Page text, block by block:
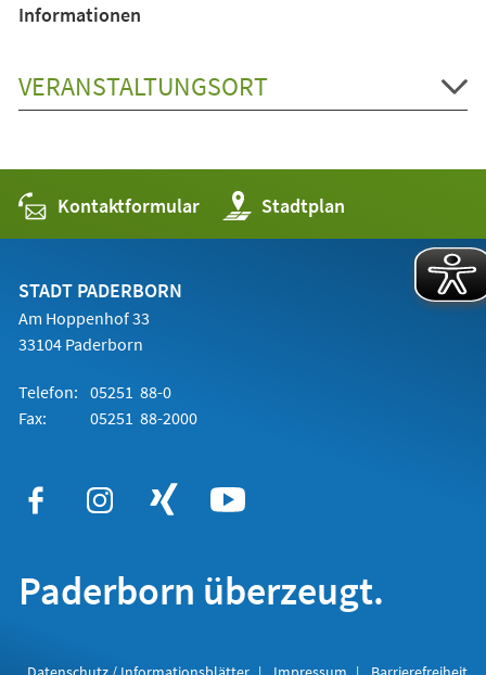
Informationen
VERANSTALTUNGSORT
Kontaktformular Stadtplan
(Öffnet
in
einem
STADT PADERBORN
Am Hoppenhof 33
33104 Paderborn
Telefon: 05251 88-0
Fax:
05251 88-2000
Paderborn überzeugt.